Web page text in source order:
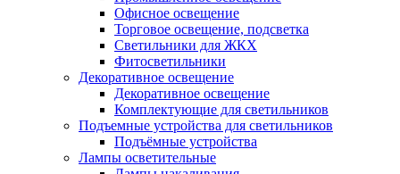
Офисное освещение
Торговое освещение, подсветка
Светильники для ЖКХ
Фитосветильники
Декоративное освещение
Декоративное освещение
Комплектующие для светильников
Подъемные устройства для светильников
Подъёмные устройства
Лампы осветительные